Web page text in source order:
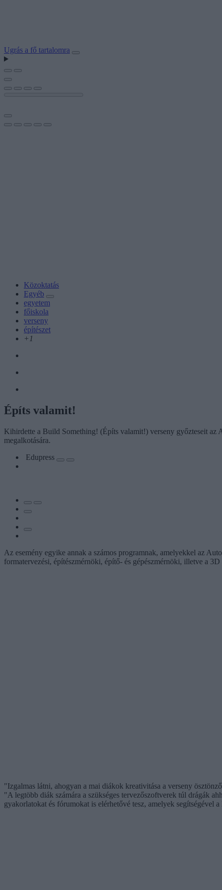
Ugrás a fő tartalomra
Közoktatás
Egyéb
egyetem
főiskola
verseny
építészet
+1
Építs valamit!
Kihirdette a Build Something! (Építs valamit!) verseny győzteseit az
megalkotására.
Edupress
Az esemény egyike annak a számos programnak, amelyekkel az
formatervezési, építészmérnöki, építő- és gépészmérnöki, illetve a
"Izgalmas látni, ahogyan a mai diákok kreativitása a verseny
"A legtöbb diák számára a szükséges tervezőszoftverek túl drágák
gyakorlatokat és fórumokat is elérhetővé tesz, amelyek